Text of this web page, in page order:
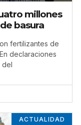
millones
basura
fertilizantes de
declaraciones
del
ACTUALIDAD